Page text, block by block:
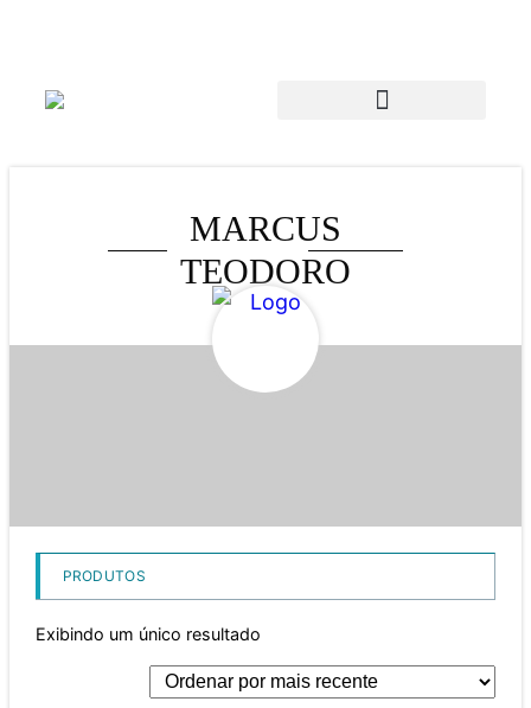
MARCUS
TEODORO
PRODUTOS
Exibindo um único resultado